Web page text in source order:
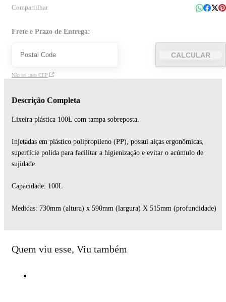
Compartilhar
Frete e Prazo de Entrega:
CALCULAR
Não sei meu CEP
Descrição Completa
Lixeira plástica 100L com tampa sobreposta.
Injetadas em plástico polipropileno (PP), possui alças ergonômicas,
superfície polida para facilitar a higienização e evitar o acúmulo de
sujidade.
Capacidade: 100L
Medidas: 730mm (altura) x 590mm (largura) X 515mm (profundidade)
Quem viu esse, Viu também